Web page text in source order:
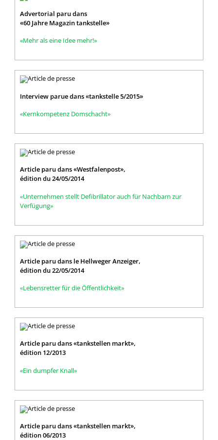
Advertorial paru dans
«60 Jahre Magazin tankstelle»
«Mehr als eine Idee mehr!»
Interview parue dans «tankstelle 5/2015»
«Kernkompetenz Domschacht»
Article paru dans «Westfalenpost»,
édition du 24/05/2014
«Unternehmen stellt Defibrillator auch für Nachbarn zur
Verfügung»
Article paru dans le Hellweger Anzeiger,
édition du 22/05/2014
«Lebensretter für die Öffentlichkeit»
Article paru dans «tankstellen markt»,
édition 12/2013
«Ein dumpfer Knall»
Article paru dans «tankstellen markt»,
édition 06/2013